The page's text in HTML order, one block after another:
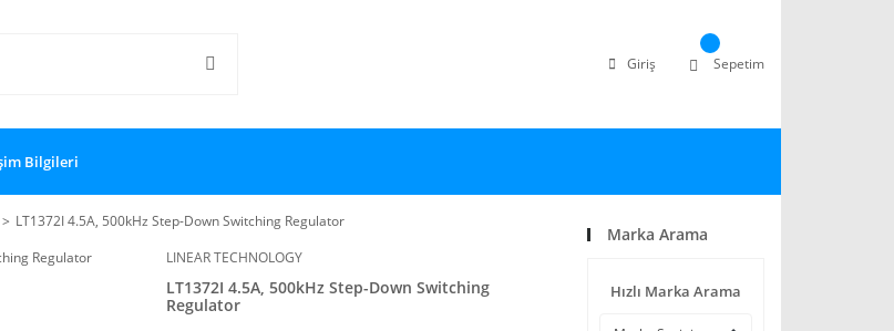
Giriş Sepetim
Bilgileri
LT1372I 4.5A, 500kHz Step-Down Switching Regulator
LINEAR TECHNOLOGY
LT1372I 4.5A, 500kHz Step-Down Switching
Regulator
Marka Arama
Hızlı Marka Arama